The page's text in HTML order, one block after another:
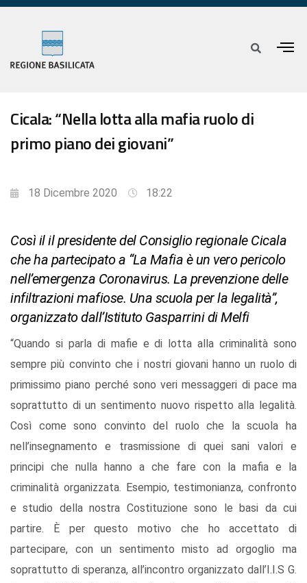
Cicala: “Nella lotta alla mafia ruolo di
primo piano dei giovani”
18 Dicembre 2020 18:22
Così il il presidente del Consiglio regionale Cicala
che ha partecipato a “La Mafia è un vero pericolo
nell’emergenza Coronavirus. La prevenzione delle
infiltrazioni mafiose. Una scuola per la legalità”,
organizzato dall’Istituto Gasparrini di Melfi
“Quando si parla di mafie e di lotta alla criminalità sono
sempre più convinto che i nostri giovani hanno un ruolo di
primissimo piano perché sono veri messaggeri di pace ma
soprattutto di un sentimento nuovo rispetto alla legalità.
Così come sono convinto del ruolo che la scuola ha
nell’insegnamento e trasmissione di quei sani valori e
principi che nulla hanno a che fare con la mafia e la
criminalità organizzata. Esempio, testimonianza, confronto
e studio della nostra Costituzione sono le basi da cui
partire. È per questo motivo che ho accettato di
partecipare, con un sentimento misto ad orgoglio ma
soprattutto di speranza, all’incontro organizzato dall’I.I.S G.